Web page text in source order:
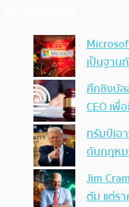
เป็นฐาน
ศึกชิงบัล
CEO เพื่
ทรัมป์เอ
ดันกฎหม
Jim
ตัม แต่ร